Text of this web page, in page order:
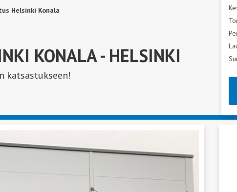
Helsinki Konala
KONALA- HELSINKI
katsastukseen!